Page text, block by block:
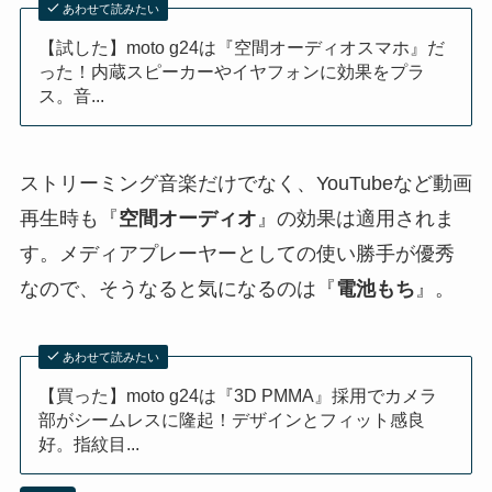
あわせて読みたい
【試した】moto g24は『空間オーディオスマホ』だ
った！内蔵スピーカーやイヤフォンに効果をプラ
ス。音...
ストリーミング音楽だけでなく、YouTubeなど動画
再生時も『空間オーディオ』の効果は適用されま
す。メディアプレーヤーとしての使い勝手が優秀
なので、そうなると気になるのは『電池もち』。
あわせて読みたい
【買った】moto g24は『3D PMMA』採用でカメラ
部がシームレスに隆起！デザインとフィット感良
好。指紋目...